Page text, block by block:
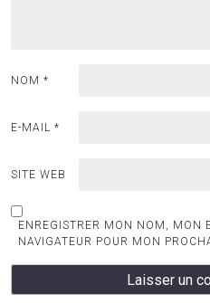
NOM *
E-MAIL *
SITE WEB
ENREGISTRER MON NOM, MON
NAVIGATEUR POUR MON